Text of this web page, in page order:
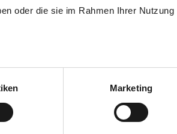
oder die sie im Rahmen Ihrer Nutzung
Marketing